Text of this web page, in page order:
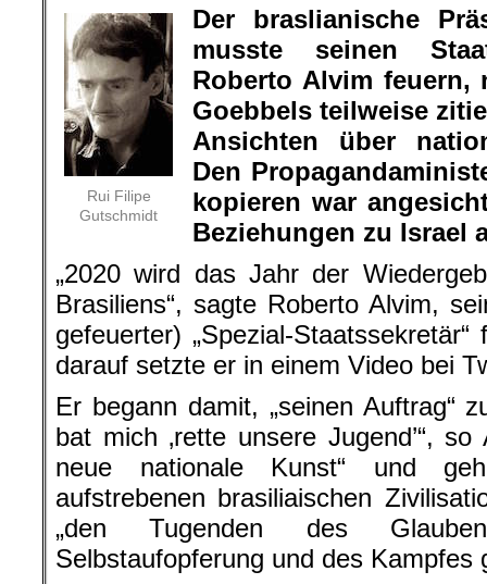
Rui Filipe
Gutschmidt
Der braslianische
musste seinen
Roberto Alvim feuern,
Goebbels teilweise
Ansichten über
Den
kopieren war
Beziehungen zu Israel
„2020 wird das Jahr der
Brasiliens“, sagte Roberto Alvim,
gefeuerter) „Spezial-
darauf setzte er in einem Video bei
Er begann damit, „seinen Auftrag“
bat mich ‚rette unsere Jugend’“,
neue nationale Kunst“ und
aufstrebenen brasiliaischen
„den Tugenden des
Selbstaufopferung und des Kampfes